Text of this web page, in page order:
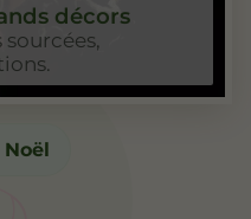
décors
sourcées,